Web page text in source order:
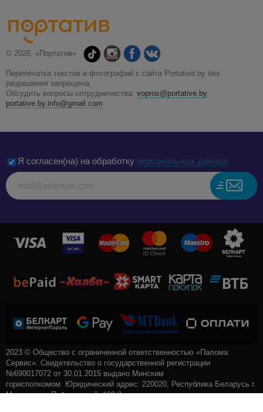
© 2026, «Портатив»
Перепечатка текстов и фотографий с сайта Portative.by без
разрешения запрещена.
Обсудить вопросы сотрудничества: vopros@portative.by,
portative.by.info@gmail.com
Я согласен(на) на обработку персональных данных
2023 © Общество с ограниченной ответственностью «Палома
Сервис». Свидетельство о государственной регистрации
№690017072 от 30.01.2015 выдано Минским
горисполкомом. Юридический адрес: 220020, Республика Беларусь г.
Минск, пр-т. Победителей, 100-2.